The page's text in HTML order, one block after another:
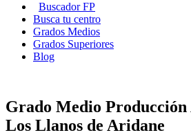
Buscador FP
Busca tu centro
Grados Medios
Grados Superiores
Blog
Grado Medio Producción
Los Llanos de Aridane